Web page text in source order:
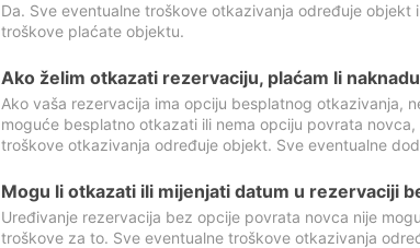
Da. Sve eventualne troškove otkazivanja određuje
troškove plaćate objektu.
Ako želim otkazati rezervaciju, plaćam li
Ako vaša rezervacija ima opciju besplatnog otkazivanja,
moguće besplatno otkazati ili nema opciju povrata
troškove otkazivanja određuje objekt. Sve eventualne
Mogu li otkazati ili mijenjati datum u rezervaciji
Uređivanje rezervacija bez opcije povrata novca nije
troškove za to. Sve eventualne troškove otkazivanja